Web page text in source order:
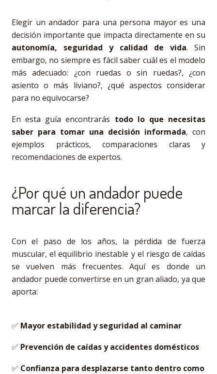
Elegir un andador para una persona mayor es una
decisión importante que impacta directamente en su
autonomía, seguridad y calidad de vida. Sin
embargo, no siempre es fácil saber cuál es el modelo
más adecuado: ¿con ruedas o sin ruedas?, ¿con
asiento o más liviano?, ¿qué aspectos considerar
para no equivocarse?
En esta guía encontrarás todo lo que necesitas
saber para tomar una decisión informada, con
ejemplos prácticos, comparaciones claras y
recomendaciones de expertos.
¿Por qué un andador puede
marcar la diferencia?
Con el paso de los años, la pérdida de fuerza
muscular, el equilibrio inestable y el riesgo de caídas
se vuelven más frecuentes. Aquí es donde un
andador puede convertirse en un gran aliado, ya que
aporta:
✅ Mayor estabilidad y seguridad al caminar
✅ Prevención de caídas y accidentes domésticos
✅ Confianza para desplazarse tanto dentro como